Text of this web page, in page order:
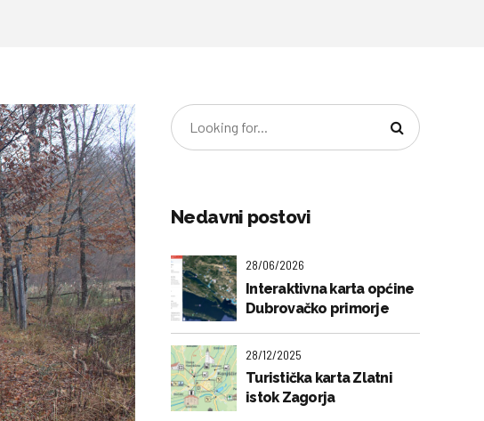
Nedavni postovi
28/06/2026
Interaktivna karta općine
Dubrovačko primorje
28/12/2025
Turistička karta Zlatni
istok Zagorja